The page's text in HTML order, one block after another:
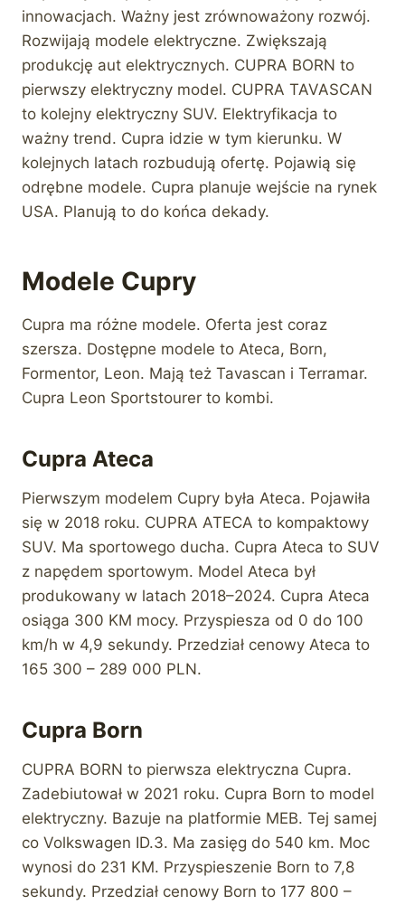
innowacjach. Ważny jest zrównoważony rozwój.
Rozwijają modele elektryczne. Zwiększają
produkcję aut elektrycznych. CUPRA BORN to
pierwszy elektryczny model. CUPRA TAVASCAN
to kolejny elektryczny SUV. Elektryfikacja to
ważny trend. Cupra idzie w tym kierunku. W
kolejnych latach rozbudują ofertę. Pojawią się
odrębne modele. Cupra planuje wejście na rynek
USA. Planują to do końca dekady.
Modele Cupry
Cupra ma różne modele. Oferta jest coraz
szersza. Dostępne modele to Ateca, Born,
Formentor, Leon. Mają też Tavascan i Terramar.
Cupra Leon Sportstourer to kombi.
Cupra Ateca
Pierwszym modelem Cupry była Ateca. Pojawiła
się w 2018 roku. CUPRA ATECA to kompaktowy
SUV. Ma sportowego ducha. Cupra Ateca to SUV
z napędem sportowym. Model Ateca był
produkowany w latach 2018–2024. Cupra Ateca
osiąga 300 KM mocy. Przyspiesza od 0 do 100
km/h w 4,9 sekundy. Przedział cenowy Ateca to
165 300 – 289 000 PLN.
Cupra Born
CUPRA BORN to pierwsza elektryczna Cupra.
Zadebiutował w 2021 roku. Cupra Born to model
elektryczny. Bazuje na platformie MEB. Tej samej
co Volkswagen ID.3. Ma zasięg do 540 km. Moc
wynosi do 231 KM. Przyspieszenie Born to 7,8
sekundy. Przedział cenowy Born to 177 800 –